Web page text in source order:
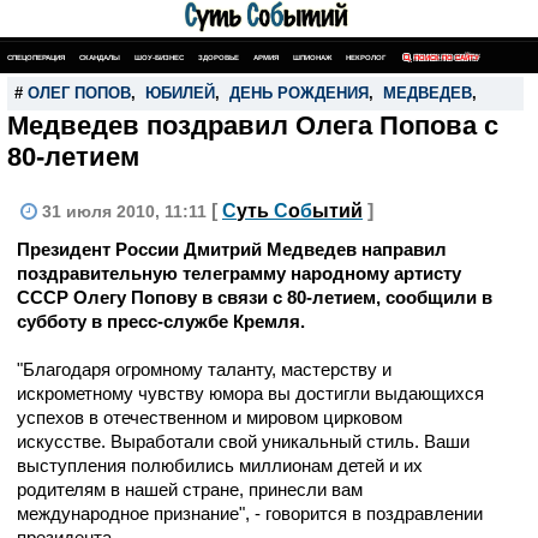
СПЕЦОПЕРАЦИЯ СКАНДАЛЫ ШОУ-БИЗНЕС ЗДОРОВЬЕ АРМИЯ ШПИОНАЖ НЕКРОЛОГ ПОИСК ПО САЙТУ
# ОЛЕГ ПОПОВ, ЮБИЛЕЙ , ДЕНЬ РОЖДЕНИЯ , МЕДВЕДЕВ,
Медведев поздравил Олега Попова с
80-летием
31 июля 2010, 11:11 [ Суть Событий ]
Президент России Дмитрий Медведев направил
поздравительную телеграмму народному артисту
СССР Олегу Попову в связи с 80-летием, сообщили в
субботу в пресс-службе Кремля.
"Благодаря огромному таланту, мастерству и
искрометному чувству юмора вы достигли выдающихся
успехов в отечественном и мировом цирковом
искусстве. Выработали свой уникальный стиль. Ваши
выступления полюбились миллионам детей и их
родителям в нашей стране, принесли вам
международное признание", - говорится в поздравлении